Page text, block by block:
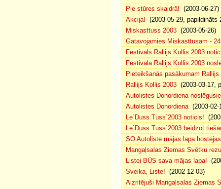
Pie stūres skaidrā! (2003-06-27)
Akcija! (2003-05-29, papildināts
Miskasttuss 2003 (2003-05-26)
Gatavojamies Miskasttusam -
Festivāls Rallijs Kollis 2003
Festivāla Rallijs Kollis 2003
Pieteikšanās pasākumam
Rallijs Kollis 2003 (2003-03-17,
Autolistes Donordiena
Autolistes Donordiena(2003-02-
Le`Duss Tuss`2003 noticis!
Le`Duss Tuss`2003 beidzot
SO Autoliste mājas lapa
Mangaļsalas Ziemas Svētku
Listei BŪS sava mājas lapa!
Sveika, Liste! (2002-12-03)
Aizritējuši Mangaļsalas Ziemas